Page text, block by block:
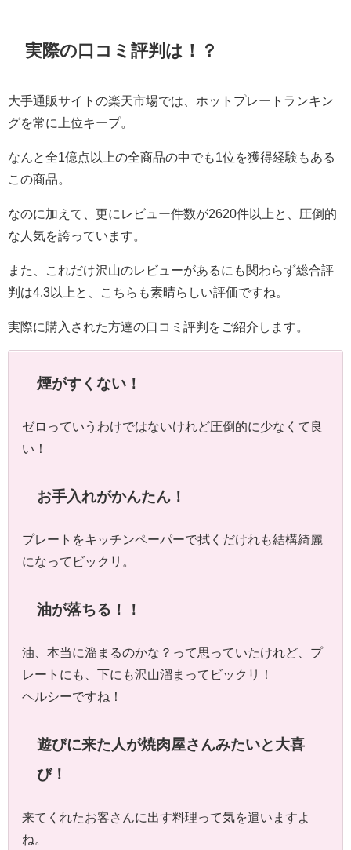
実際の口コミ評判は！？
大手通販サイトの楽天市場では、ホットプレートランキン
グを常に上位キープ。
なんと全1億点以上の全商品の中でも1位を獲得経験もある
この商品。
なのに加えて、更にレビュー件数が2620件以上と、圧倒的
な人気を誇っています。
また、これだけ沢山のレビューがあるにも関わらず総合評
判は4.3以上と、こちらも素晴らしい評価ですね。
実際に購入された方達の口コミ評判をご紹介します。
煙がすくない！
ゼロっていうわけではないけれど圧倒的に少なくて良
い！
お手入れがかんたん！
プレートをキッチンペーパーで拭くだけれも結構綺麗
になってビックリ。
油が落ちる！！
油、本当に溜まるのかな？って思っていたけれど、プ
レートにも、下にも沢山溜まってビックリ！
ヘルシーですね！
遊びに来た人が焼肉屋さんみたいと大喜
び！
来てくれたお客さんに出す料理って気を遣いますよ
ね。